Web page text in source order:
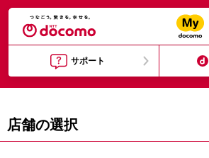
サポート
店舗の選択